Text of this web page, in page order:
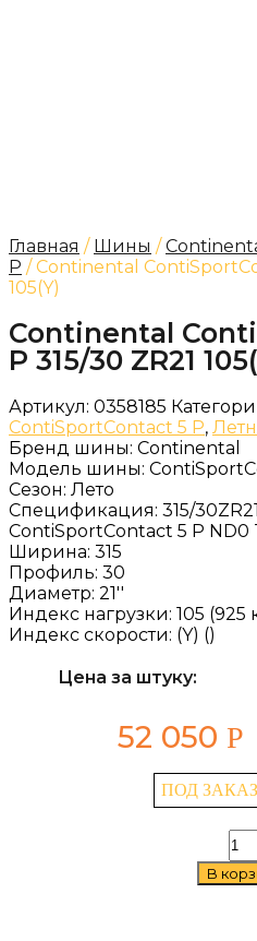
Главная / Шины /
P / Continental
105(Y)
Continental
P 315/30 ZR21
Артикул: 0358185
ContiSportContact 5 P,
Бренд шины: Continental
Модель шины:
Сезон: Лето
Спецификация: 315/
ContiSportContact 5 P ND0
Ширина: 315
Профиль: 30
Диаметр: 21''
Индекс нагрузки: 105 (925
Индекс скорости: (Y) ()
Цена за штуку:
52 050 Р
ПОД
В